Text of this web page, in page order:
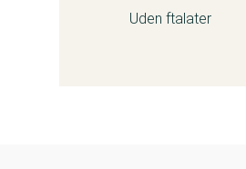
Uden ftalater